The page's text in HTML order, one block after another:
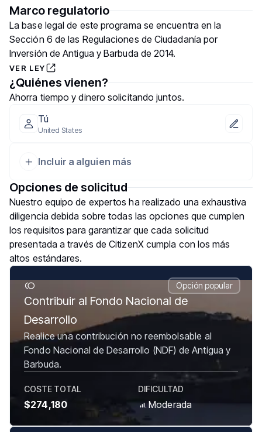
Marco regulatorio
La base legal de este programa se encuentra en la
Sección 6 de las Regulaciones de Ciudadanía por
Inversión de Antigua y Barbuda de 2014.
VER LEY
¿Quiénes vienen?
Ahorra tiempo y dinero solicitando juntos.
Tú
United States
Incluir a alguien más
Opciones de solicitud
Nuestro equipo de expertos ha realizado una exhaustiva
diligencia debida sobre todas las opciones que cumplen
los requisitos para garantizar que cada solicitud
presentada a través de CitizenX cumpla con los más
altos estándares.
Opción popular
Contribuir al Fondo Nacional de
Desarrollo
Realice una contribución no reembolsable al
Fondo Nacional de Desarrollo (NDF) de Antigua y
Barbuda.
COSTE TOTAL
$274,180
DIFICULTAD
Moderada